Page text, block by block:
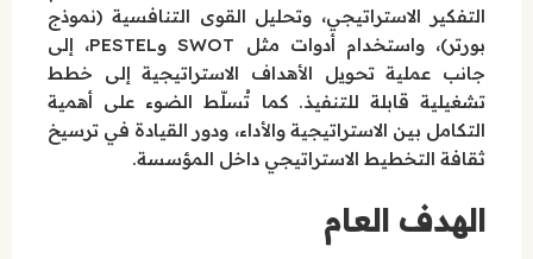
التفكير الاستراتيجي، وتحليل القوى التنافسية (نموذج
بورتر)، واستخدام أدوات مثل SWOT وPESTEL، إلى
جانب عملية تحويل الأهداف الاستراتيجية إلى خطط
تشغيلية قابلة للتنفيذ. كما تُسلّط الضوء على أهمية
التكامل بين الاستراتيجية والأداء، ودور القيادة في ترسيخ
ثقافة التخطيط الاستراتيجي داخل المؤسسة.
الهدف العام